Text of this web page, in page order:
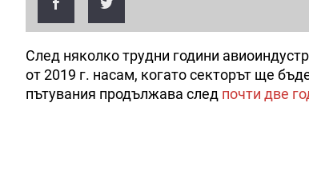
След няколко трудни години
от 2019 г. насам, когато секторът ще
пътувания продължава след почти две